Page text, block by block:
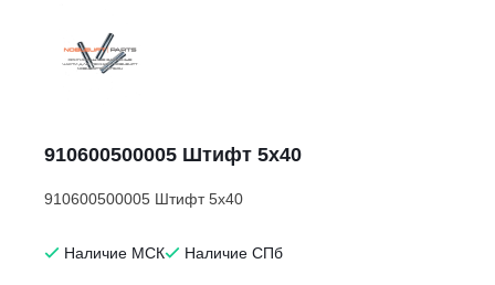
910600500005 Штифт 5х40
910600500005 Штифт 5х40
Наличие МСК Наличие СПб